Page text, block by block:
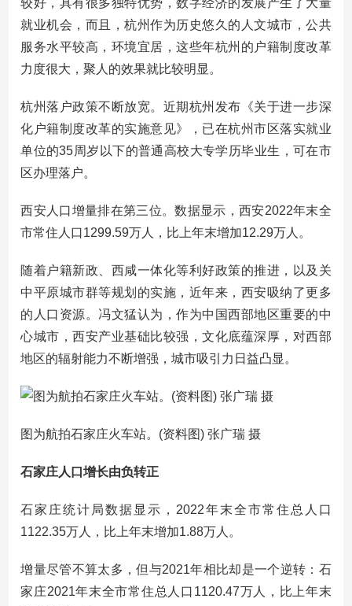
较好，具有很多独特优势，数字经济的发展产生了大量
就业机会，而且，杭州作为历史悠久的人文城市，公共
服务水平较高，环境宜居，这些年杭州的户籍制度改革
力度很大，聚人的效果就比较明显。
杭州落户政策不断放宽。近期杭州发布《关于进一步深
化户籍制度改革的实施意见》，已在杭州市区落实就业
单位的35周岁以下的普通高校大专学历毕业生，可在市
区办理落户。
西安人口增量排在第三位。数据显示，西安2022年末全
市常住人口1299.59万人，比上年末增加12.29万人。
随着户籍新政、西咸一体化等利好政策的推进，以及关
中平原城市群等规划的实施，近年来，西安吸纳了更多
的人口资源。冯文猛认为，作为中国西部地区重要的中
心城市，西安产业基础比较强，文化底蕴深厚，对西部
地区的辐射能力不断增强，城市吸引力日益凸显。
图为航拍石家庄火车站。(资料图) 张广瑞 摄
石家庄人口增长由负转正
石家庄统计局数据显示，2022年末全市常住总人口
1122.35万人，比上年末增加1.88万人。
增量尽管不算太多，但与2021年相比却是一个逆转：石
家庄2021年末全市常住总人口1120.47万人，比上年末